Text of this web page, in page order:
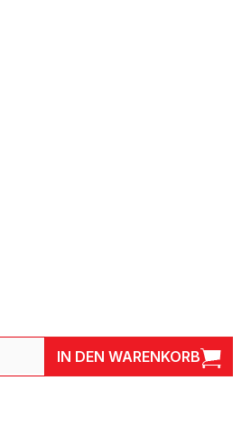
IN DEN WARENKORB